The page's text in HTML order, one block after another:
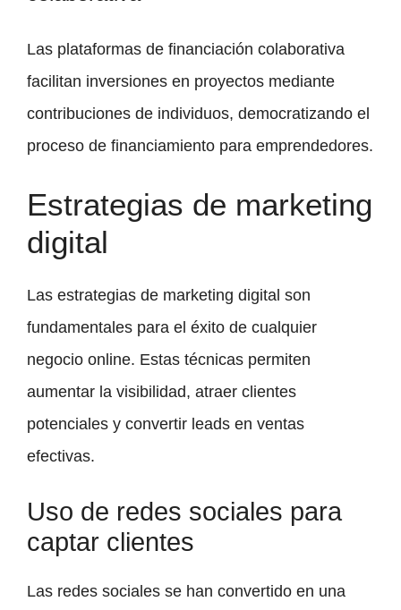
Las plataformas de financiación colaborativa
facilitan inversiones en proyectos mediante
contribuciones de individuos, democratizando el
proceso de financiamiento para emprendedores.
Estrategias de marketing
digital
Las estrategias de marketing digital son
fundamentales para el éxito de cualquier
negocio online. Estas técnicas permiten
aumentar la visibilidad, atraer clientes
potenciales y convertir leads en ventas
efectivas.
Uso de redes sociales para
captar clientes
Las redes sociales se han convertido en una